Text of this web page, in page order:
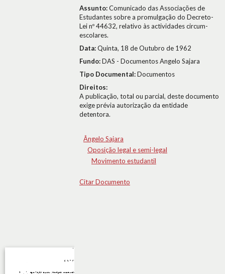
Assunto:Comunicado das Associações de
Estudantes sobre a promulgação do Decreto-
Lei nº 44632, relativo às actividades circum-
escolares.
Data:Quinta, 18 de Outubro de 1962
Fundo:DAS - Documentos Angelo Sajara
Tipo Documental:Documentos
Direitos:
A publicação, total ou parcial, deste documento
exige prévia autorização da entidade
detentora.
Ângelo Sajara
Oposição legal e semi-legal
Movimento estudantil
Citar Documento